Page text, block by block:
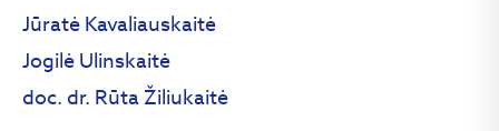
Jūratė Kavaliauskaitė
Jogilė Ulinskaitė
doc. dr. Rūta Žiliukaitė